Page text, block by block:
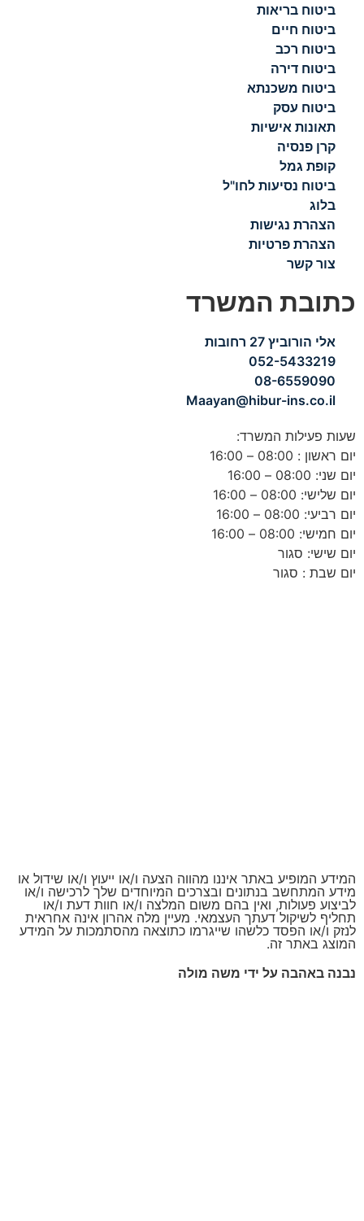
ביטוח בריאות
ביטוח חיים
ביטוח רכב
ביטוח דירה
ביטוח משכנתא
ביטוח עסק
תאונות אישיות
קרן פנסיה
קופת גמל
ביטוח נסיעות לחו"ל
בלוג
הצהרת נגישות
הצהרת פרטיות
צור קשר
כתובת המשרד
אלי הורוביץ 27 רחובות
052-5433219
08-6559090
Maayan@hibur-ins.co.il
שעות פעילות המשרד:
יום ראשון : 08:00 – 16:00
יום שני: 08:00 – 16:00
יום שלישי: 08:00 – 16:00
יום רביעי: 08:00 – 16:00
יום חמישי: 08:00 – 16:00
יום שישי: סגור
יום שבת : סגור
המידע המופיע באתר איננו מהווה הצעה ו/או ייעוץ ו/או שידול או
מידע המתחשב בנתונים ובצרכים המיוחדים שלך לרכישה ו/או
לביצוע פעולות, ואין בהם משום המלצה ו/או חוות דעת ו/או
תחליף לשיקול דעתך העצמאי. מעיין מלה אהרון אינה אחראית
לנזק ו/או הפסד כלשהו שייגרמו כתוצאה מהסתמכות על המידע
המוצג באתר זה.
נבנה באהבה על ידי משה מולה